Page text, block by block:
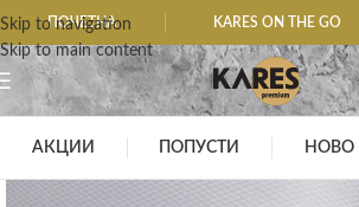
Skip to navigation
Skip to main content
ПОЧЕТНА KARES ON THE GO
АКЦИИ ПОПУСТИ НОВО